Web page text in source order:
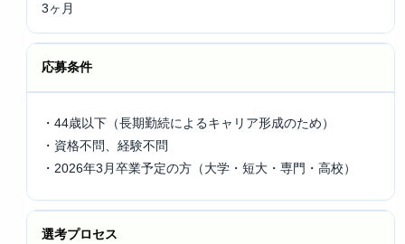
3ヶ月
応募条件
・44歳以下（長期勤続によるキャリア形成のため）
・資格不問、経験不問
・2026年3月卒業予定の方（大学・短大・専門・高校）
選考プロセス